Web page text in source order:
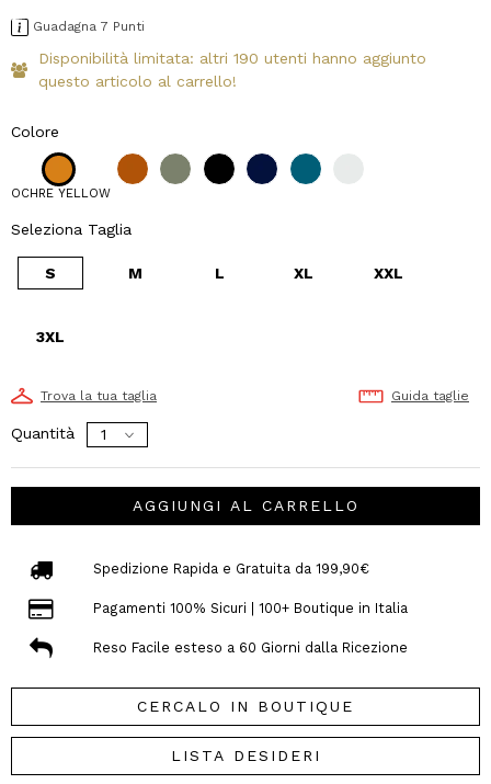
Guadagna 7 Punti
Disponibilità limitata: altri 190 utenti hanno aggiunto
questo articolo al carrello!
Colore
OCHRE YELLOW
Seleziona Taglia
S M L XL XXL
3XL
Trova la tua taglia Guida taglie
Quantità
AGGIUNGI AL CARRELLO
Spedizione Rapida e Gratuita da 199,90€
Pagamenti 100% Sicuri | 100+ Boutique in Italia
Reso Facile esteso a 60 Giorni dalla Ricezione
CERCALO IN BOUTIQUE
LISTA DESIDERI